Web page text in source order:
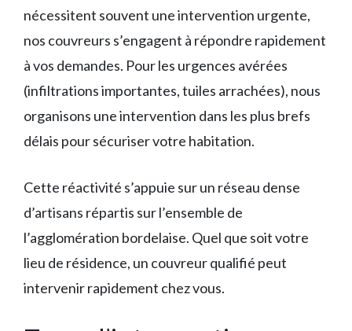
nécessitent souvent une intervention urgente,
nos couvreurs s’engagent à répondre rapidement
à vos demandes. Pour les urgences avérées
(infiltrations importantes, tuiles arrachées), nous
organisons une intervention dans les plus brefs
délais pour sécuriser votre habitation.
Cette réactivité s’appuie sur un réseau dense
d’artisans répartis sur l’ensemble de
l’agglomération bordelaise. Quel que soit votre
lieu de résidence, un couvreur qualifié peut
intervenir rapidement chez vous.